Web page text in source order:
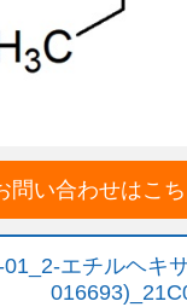
問い合わせはこ
エチルヘキ